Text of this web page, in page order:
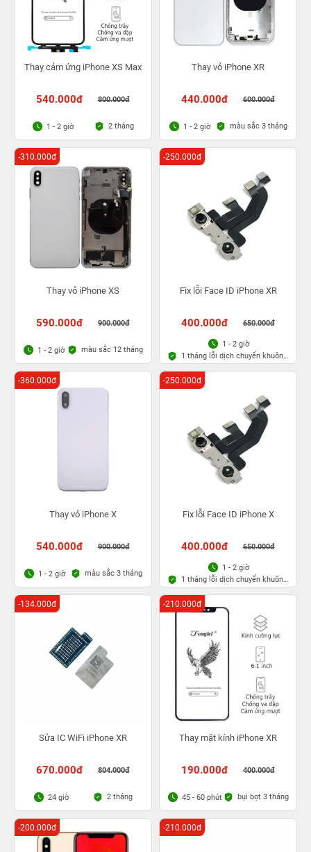
Thay cảm ứng iPhone XS Max
540.000đ 800.000đ
1 - 2 giờ 2 tháng
Thay vỏ iPhone XR
440.000đ 600.000đ
1 - 2 giờ màu sắc 3 tháng
Thay vỏ iPhone XS
590.000đ 900.000đ
-310.000đ
1 - 2 giờ màu sắc 12 tháng
Fix lỗi Face ID iPhone XR
400.000đ 650.000đ
-250.000đ
1 - 2 giờ
1 tháng lỗi dịch chuyển khuôn
mặt
Thay vỏ iPhone X
540.000đ 900.000đ
-360.000đ
1 - 2 giờ màu sắc 3 tháng
Fix lỗi Face ID iPhone X
400.000đ 650.000đ
-250.000đ
1 - 2 giờ
1 tháng lỗi dịch chuyển khuôn
mặt
Sửa IC WiFi iPhone XR
670.000đ 804.000đ
-134.000đ
24 giờ 2 tháng
Thay mặt kính iPhone XR
190.000đ 400.000đ
-210.000đ
45 - 60 phút bụi bọt 3 tháng
-200.000đ -210.000đ